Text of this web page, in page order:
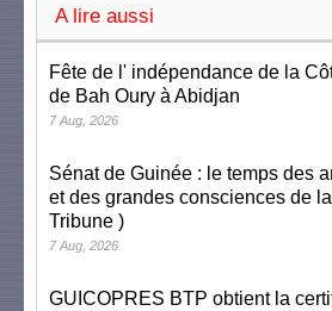
A lire aussi
Fête de l' indépendance de la
de Bah Oury à Abidjan
7 Aug, 2026
Sénat de Guinée : le temps des
et des grandes consciences de
Tribune )
7 Aug, 2026
GUICOPRES BTP obtient la